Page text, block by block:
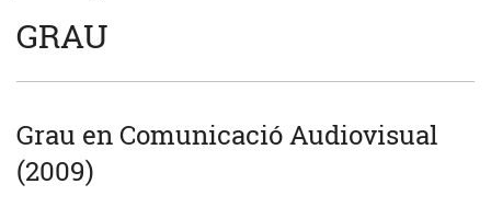
GRAU
Grau en Comunicació Audiovisual
(2009)